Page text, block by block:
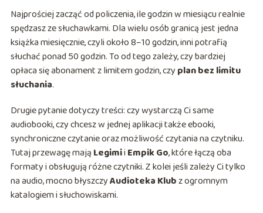
Najprościej zacząć od policzenia, ile godzin w miesiącu realnie
spędzasz ze słuchawkami. Dla wielu osób granicą jest jedna
książka miesięcznie, czyli około 8–10 godzin, inni potrafią
słuchać ponad 50 godzin. To od tego zależy, czy bardziej
opłaca się abonament z limitem godzin, czy plan bez limitu
słuchania.
Drugie pytanie dotyczy treści: czy wystarczą Ci same
audiobooki, czy chcesz w jednej aplikacji także ebooki,
synchroniczne czytanie oraz możliwość czytania na czytniku.
Tutaj przewagę mają Legimii Empik Go, które łączą oba
formaty i obsługują różne czytniki. Z kolei jeśli zależy Ci tylko
na audio, mocno błyszczyAudioteka Klubz ogromnym
katalogiem i słuchowiskami.